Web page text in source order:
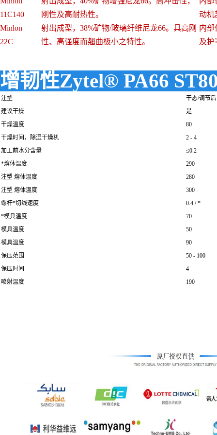
11C140
刚性及高耐热性。
动机
Minlon
22C
射出成型，38%矿物/玻璃纤维尼龙66。具高刚
性、高强度而翘曲极小之特性。
内部
及护
增韧性Zytel® PA66
注塑
干态/调节后
建议干燥
是
干燥温度
80
干燥时间，除湿干燥机
2 - 4
加工前水分含量
≤0.2
*熔体温度
290
注塑 熔体温度
280
注塑 熔体温度
300
螺杆*切线速度
0.4 / *
*模具温度
70
模具温度
50
模具温度
90
保压范围
50 - 100
保压时间
4
喷射温度
190